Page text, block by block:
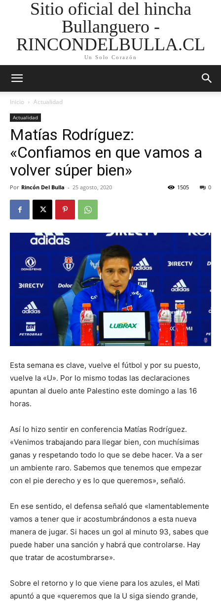
Sitio oficial del hincha
Bullanguero -
RINCONDELBULLA.CL
Un Solo Corazón
Inicio Actualidad
Actualidad
Matías Rodríguez:
«Confiamos en que vamos a
volver súper bien»
Por Rincón Del Bulla - 25 agosto, 2020 0
1505
Esta semana es clave, vuelve el fútbol y por su puesto,
vuelve la «U». Por lo mismo todas las declaraciones
apuntan al duelo ante Palestino este domingo a las 16
horas.
Así lo hizo sentir en conferencia Matías Rodríguez.
«Venimos trabajando para llegar bien, con muchísimas
ganas y respetando todo lo que se debe hacer. Va a ser
un ambiente raro. Sabemos que tenemos que empezar
con el pie derecho y es lo que queremos», señaló.
En ese sentido, el defensa señaló que «lamentablemente
vamos a tener que ir acostumbrándonos a esta nueva
manera de jugar. Si haces un gol al minuto 93, sabes que
puede haber una sanción y habrá que controlarse. Hay
que tratar de acostumbrarse».
Sobre el retorno y lo que viene para los azules, el Mati
apuntó a que «queremos que la U siga siendo grande,